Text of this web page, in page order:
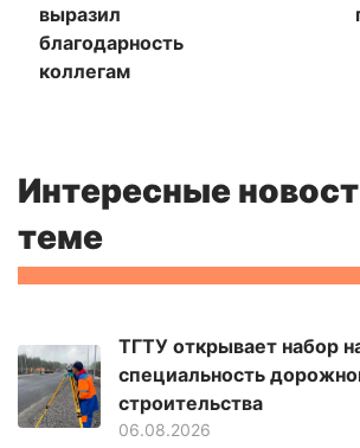
выразил
благодарность
коллегам
Интересные
теме
ТГТУ открывает набор
специальность
строительства
06.08.2026